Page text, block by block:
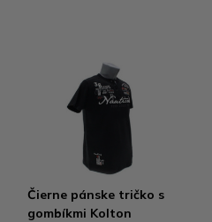
Čierne pánske tričko s
gombíkmi Kolton